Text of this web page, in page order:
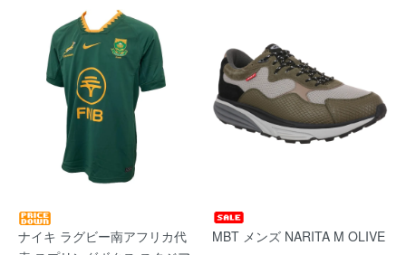
ナイキ ラグビー南アフリカ代
MBT メンズ NARITA M OLIVE